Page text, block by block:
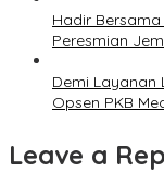
Hadir
Peresmian
Demi Layanan
Opsen PKB
Leave a